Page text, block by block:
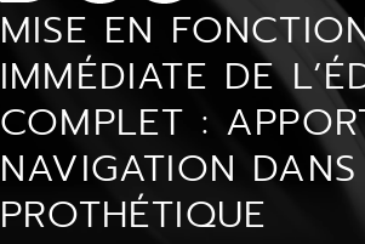
MISE EN
IMMÉDIATE DE
COMPLET :
NAVIGATION
PROTHÉTIQUE